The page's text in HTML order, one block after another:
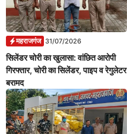
महराजगंज 31/07/2026
सिलेंडर चोरी का खुलासा: वांछित आरोपी
गिरफ्तार, चोरी का सिलेंडर, पाइप व रेगुलेटर
बरामद